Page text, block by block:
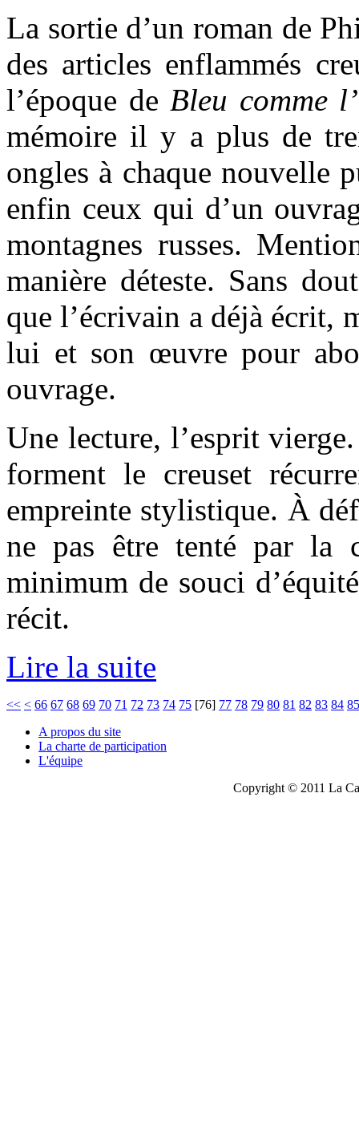
La sortie d’un roman de
des articles enflammés
l’époque de Bleu comme
mémoire il y a plus de
ongles à chaque nouvelle
enfin ceux qui d’un
montagnes russes.
manière déteste. Sans
que l’écrivain a déjà écrit,
lui et son œuvre pour
ouvrage.
Une lecture, l’esprit
forment le creuset
empreinte stylistique. À
ne pas être tenté par la
minimum de souci
récit.
Lire la suite
<< < 66 67 68 69 70 71 72 73 74 75 [76] 77 78 79 80 81 82 83 84 85
A propos du site
La charte de participation
L'équipe
Copyright © 2011 La